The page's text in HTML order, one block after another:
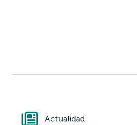
Actualidad